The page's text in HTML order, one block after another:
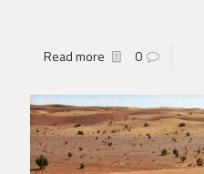
0
Read more